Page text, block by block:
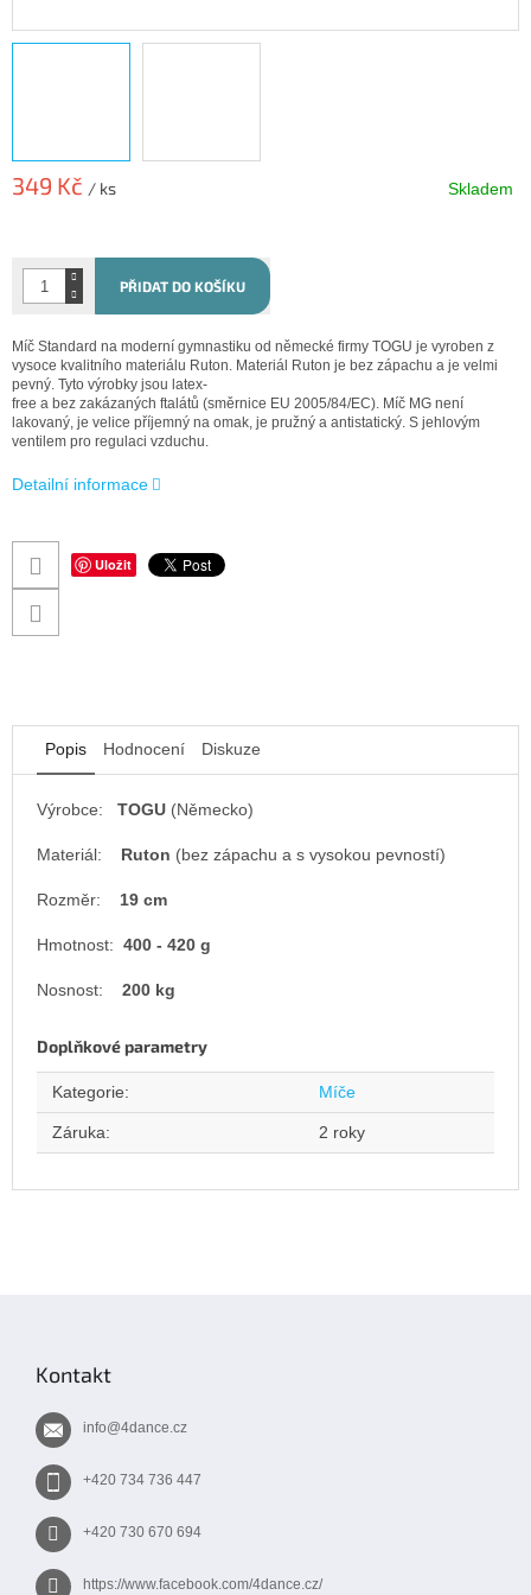
349 Kč / ks
Skladem
PŘIDAT DO KOŠÍKU
Míč Standard na moderní gymnastiku od německé firmy TOGU je vyroben z
vysoce kvalitního materiálu Ruton. Materiál Ruton je bez zápachu a je velmi
pevný. Tyto výrobky jsou latex-
free a bez zakázaných ftalátů (směrnice EU 2005/84/EC). Míč MG není
lakovaný, je velice příjemný na omak, je pružný a antistatický. S jehlovým
ventilem pro regulaci vzduchu.
Detailní informace
Uložit
Popis Hodnocení Diskuze
Výrobce: TOGU (Německo)
Materiál: Ruton (bez zápachu a s vysokou pevností)
Rozměr: 19 cm
Hmotnost: 400 - 420 g
Nosnost: 200 kg
Doplňkové parametry
Kategorie: Míče
Záruka: 2 roky
Kontakt
info@4dance.cz
+420 734 736 447
+420 730 670 694
https://www.facebook.com/4dance.cz/